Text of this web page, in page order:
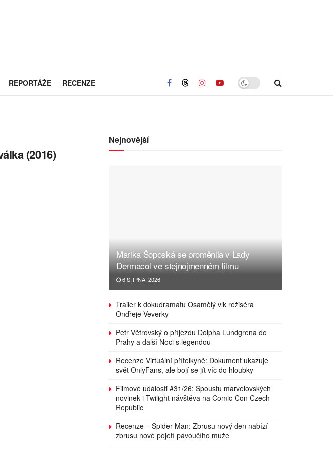
REPORTÁŽE RECENZE
(2016)
Nejnovější
Marika Šoposká se proměnila v Lady
Dermacol ve stejnojmenném filmu
6 SRPNA, 2026
Trailer k dokudramatu Osamělý vlk režiséra
Ondřeje Veverky
Petr Větrovský o příjezdu Dolpha Lundgrena do
Prahy a další Noci s legendou
Recenze Virtuální přítelkyně: Dokument ukazuje
svět OnlyFans, ale bojí se jít víc do hloubky
Filmové události #31/26: Spoustu marvelovských
novinek i Twilight návštěva na Comic-Con Czech
Republic
Recenze – Spider-Man: Zbrusu nový den nabízí
zbrusu nové pojetí pavoučího muže